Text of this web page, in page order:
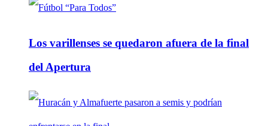
Los varillenses se quedaron afuera de la final
del Apertura